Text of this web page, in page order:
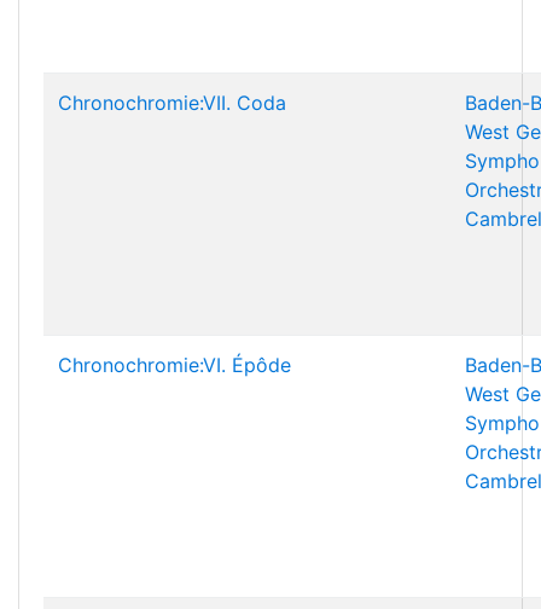
Chronochromie:VII. Coda
Baden-
West
Chronochromie:VI. Épôde
Baden-
West